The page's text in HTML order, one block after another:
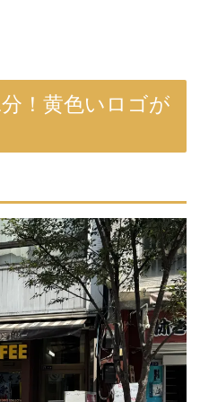
！黄色いロゴが